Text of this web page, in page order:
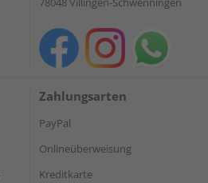
Zahlungsarten
PayPal
Onlineüberweisung
Kreditkarte